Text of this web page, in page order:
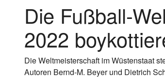
Die Fußball-
2022
Die Weltmeisterschaft im Wüstenstaat
Autoren Bernd-M. Beyer und Dietrich